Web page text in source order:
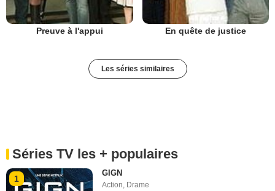
Preuve à l'appui En quête de justice
Les séries similaires
Séries TV les + populaires
1
GIGN
Action, Drame